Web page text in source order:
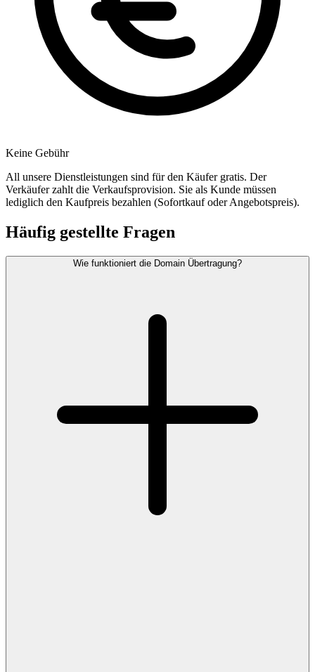
Keine Gebühr
All unsere Dienstleistungen sind für den Käufer gratis. Der
Verkäufer zahlt die Verkaufsprovision. Sie als Kunde müssen
lediglich den Kaufpreis bezahlen (Sofortkauf oder Angebotspreis).
Häufig gestellte Fragen
Wie funktioniert die Domain Übertragung?